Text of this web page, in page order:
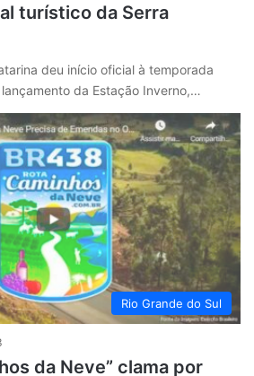
turístico da Serra
deu início oficial à temporada
da Estação Inverno,…
Rio Grande do Sul
da Neve” clama por